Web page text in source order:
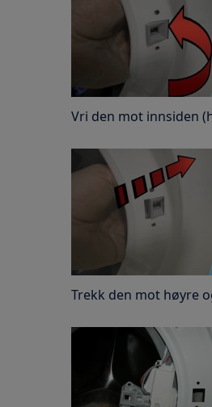
Vri den mot innsiden
Trekk den mot høyre